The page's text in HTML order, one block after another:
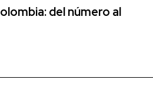
del número al